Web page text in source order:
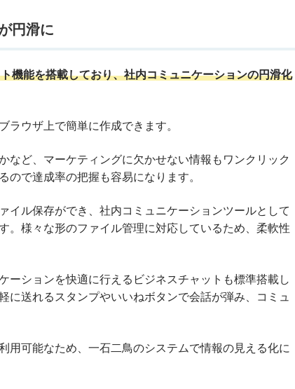
円滑に
機能を搭載しており、社内コミュニケーションの円滑化
ラウザ上で簡単に作成できます。
など、マーケティングに欠かせない情報もワンクリック
ので達成率の把握も容易になります。
イル保存ができ、社内コミュニケーションツールとして
。様々な形のファイル管理に対応しているため、柔軟性
ーションを快適に行えるビジネスチャットも標準搭載し
に送れるスタンプやいいねボタンで会話が弾み、コミュ
用可能なため、一石二鳥のシステムで情報の見える化に